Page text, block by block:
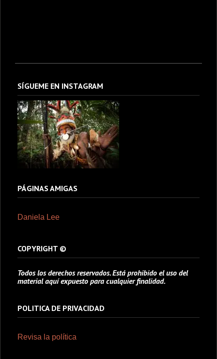
SÍGUEME EN INSTAGRAM
PÁGINAS AMIGAS
Daniela Lee
COPYRIGHT ©
Todos los derechos reservados. Está prohibido el uso del
material aquí expuesto para cualquier finalidad.
POLITICA DE PRIVACIDAD
Revisa la política